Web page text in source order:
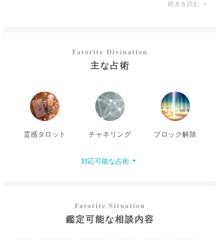
分で行動できるようアドバイスを致します。
本音で悩みを打ち明けてください。
続きを読む
主な占術
霊感タロット チャネリング ブロック解除
対応可能な占術
鑑定可能な相談内容